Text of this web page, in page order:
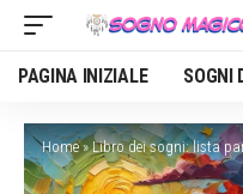
PAGINA INIZIALE SOGNI
Home»Libro dei sogni: lista